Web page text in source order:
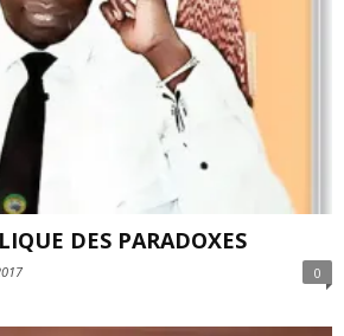
DES PARADOXES
0